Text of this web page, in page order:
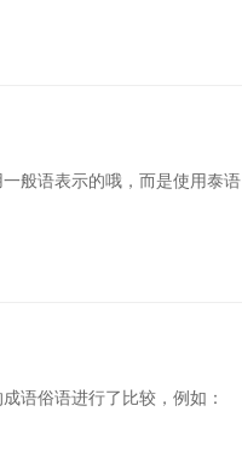
般语表示的哦，而是使用泰语
语俗语进行了比较，例如：